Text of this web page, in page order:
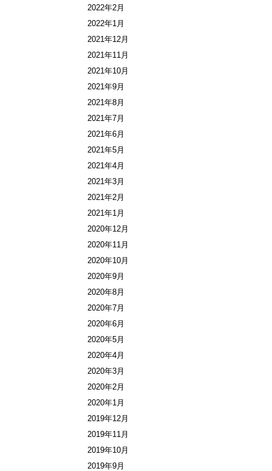
2022年2月
2022年1月
2021年12月
2021年11月
2021年10月
2021年9月
2021年8月
2021年7月
2021年6月
2021年5月
2021年4月
2021年3月
2021年2月
2021年1月
2020年12月
2020年11月
2020年10月
2020年9月
2020年8月
2020年7月
2020年6月
2020年5月
2020年4月
2020年3月
2020年2月
2020年1月
2019年12月
2019年11月
2019年10月
2019年9月